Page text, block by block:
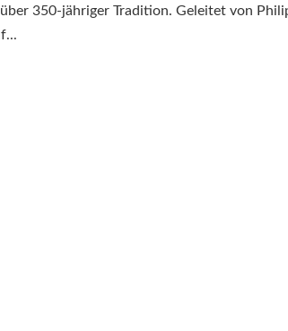
350-jähriger Tradition. Geleitet von